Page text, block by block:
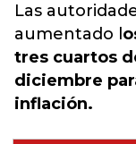
Las
aumentado l
tres cuartos
diciembre
inflación.